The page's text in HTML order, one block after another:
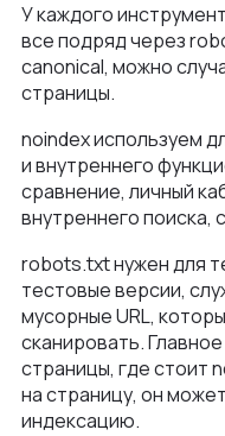
У каждого
все подряд через
canonical, можно
страницы.
noindex используем
и внутреннего
сравнение, личный
внутреннего поиска,
robots.txt нужен для
тестовые версии,
мусорные URL,
сканировать.
страницы, где стоит
на страницу, он
индексацию.